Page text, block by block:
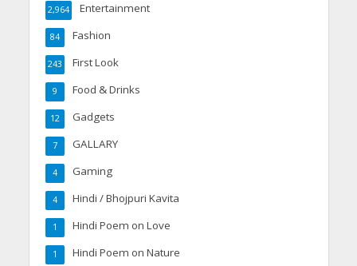
Entertainment
2,964
Fashion
84
First Look
243
Food & Drinks
9
Gadgets
12
GALLARY
7
Gaming
4
Hindi / Bhojpuri Kavita
4
Hindi Poem on Love
1
Hindi Poem on Nature
1